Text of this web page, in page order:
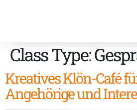
Class Type:
Kreatives Klön-Café
Angehörige und